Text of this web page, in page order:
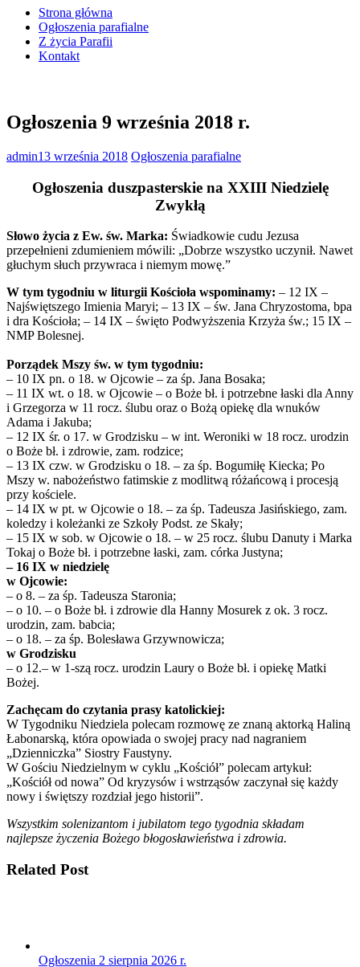
Strona główna
Ogłoszenia parafialne
Z życia Parafii
Kontakt
Ogłoszenia 9 września 2018 r.
admin13 września 2018 Ogłoszenia parafialne
Ogłoszenia duszpasterskie na XXIII Niedzielę
Zwykłą
Słowo życia z Ew. św. Marka: Świadkowie cudu Jezusa
przepełnieni zdumieniem mówili: „Dobrze wszystko uczynił. Nawet
głuchym słuch przywraca i niemym mowę.”
W tym tygodniu w liturgii Kościoła wspominamy: – 12 IX –
Najświętszego Imienia Maryi; – 13 IX – św. Jana Chryzostoma, bpa
i dra Kościoła; – 14 IX – święto Podwyższenia Krzyża św.; 15 IX –
NMP Bolesnej.
Porządek Mszy św. w tym tygodniu:
– 10 IX pn. o 18. w Ojcowie – za śp. Jana Bosaka;
– 11 IX wt. o 18. w Ojcowie – o Boże bł. i potrzebne łaski dla Anny
i Grzegorza w 11 rocz. ślubu oraz o Bożą opiekę dla wnuków
Adama i Jakuba;
– 12 IX śr. o 17. w Grodzisku – w int. Weroniki w 18 rocz. urodzin
o Boże bł. i zdrowie, zam. rodzice;
– 13 IX czw. w Grodzisku o 18. – za śp. Bogumiłę Kiecka; Po
Mszy w. nabożeństwo fatimskie z modlitwą różańcową i procesją
przy kościele.
– 14 IX w pt. w Ojcowie o 18. – za śp. Tadeusza Jasińskiego, zam.
koledzy i koleżanki ze Szkoły Podst. ze Skały;
– 15 IX w sob. w Ojcowie o 18. – w 25 rocz. ślubu Danuty i Marka
Tokaj o Boże bł. i potrzebne łaski, zam. córka Justyna;
– 16 IX w niedzielę
w Ojcowie:
– o 8. – za śp. Tadeusza Staronia;
– o 10. – o Boże bł. i zdrowie dla Hanny Mosurek z ok. 3 rocz.
urodzin, zam. babcia;
– o 18. – za śp. Bolesława Grzywnowicza;
w Grodzisku
– o 12.– w 1-szą rocz. urodzin Laury o Boże bł. i opiekę Matki
Bożej.
Zachęcam do czytania prasy katolickiej:
W Tygodniku Niedziela polecam rozmowę ze znaną aktorką Haliną
Łabonarską, która opowiada o swojej pracy nad nagraniem
„Dzienniczka” Siostry Faustyny.
W Gościu Niedzielnym w cyklu „Kościół” polecam artykuł:
„Kościół od nowa” Od kryzysów i wstrząsów zaczynał się każdy
nowy i świętszy rozdział jego historii”.
Wszystkim solenizantom i jubilatom tego tygodnia składam
najlepsze życzenia Bożego błogosławieństwa i zdrowia.
Related Post
Ogłoszenia 2 sierpnia 2026 r.